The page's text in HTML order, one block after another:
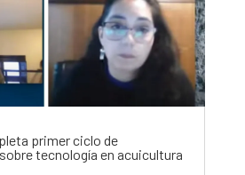
primer ciclo de
tecnología en acuicultura